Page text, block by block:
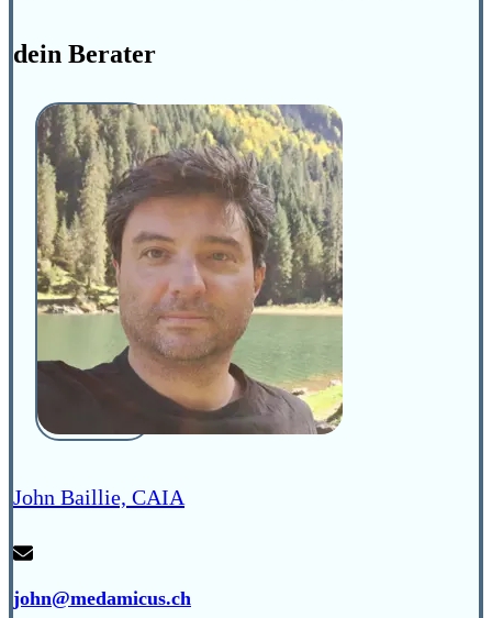
dein Berater
John Baillie, CAIA
john@medamicus.ch